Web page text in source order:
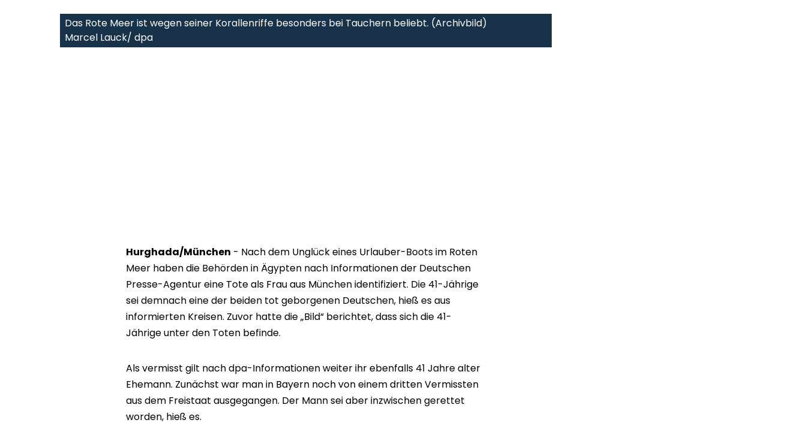
Das Rote Meer ist wegen seiner Korallenriffe besonders bei Tauchern beliebt. (Archivbild)
Marcel Lauck/ dpa
Hurghada/München - Nach dem Unglück eines Urlauber-Boots im Roten
Meer haben die Behörden in Ägypten nach Informationen der Deutschen
Presse-Agentur eine Tote als Frau aus München identifiziert. Die 41-Jährige
sei demnach eine der beiden tot geborgenen Deutschen, hieß es aus
informierten Kreisen. Zuvor hatte die „Bild“ berichtet, dass sich die 41-
Jährige unter den Toten befinde.
Als vermisst gilt nach dpa-Informationen weiter ihr ebenfalls 41 Jahre alter
Ehemann. Zunächst war man in Bayern noch von einem dritten Vermissten
aus dem Freistaat ausgegangen. Der Mann sei aber inzwischen gerettet
worden, hieß es.